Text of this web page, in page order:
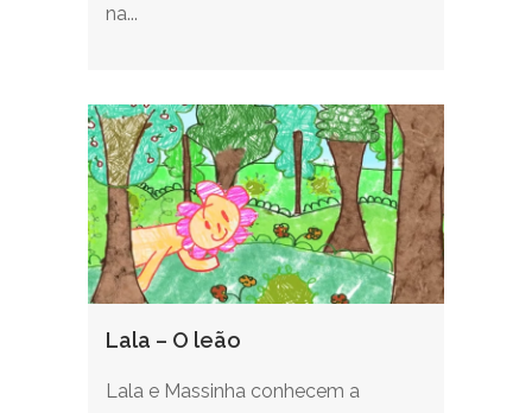
na...
Lala – O leão
Lala e Massinha conhecem a